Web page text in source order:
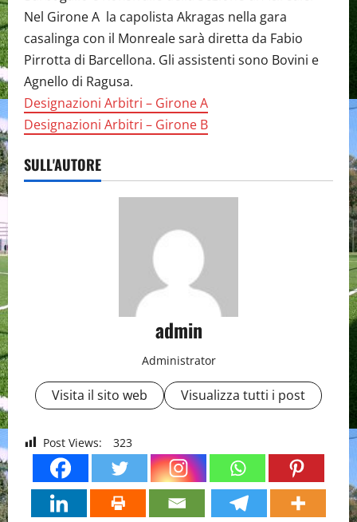
Nel Girone A la capolista Akragas nella gara
casalinga con il Monreale sarà diretta da Fabio
Pirrotta di Barcellona. Gli assistenti sono Bovini e
Agnello di Ragusa.
Designazioni Arbitri – Girone A
Designazioni Arbitri – Girone B
SULL'AUTORE
admin
Administrator
Visita il sito web Visualizza tutti i post
Post Views: 323